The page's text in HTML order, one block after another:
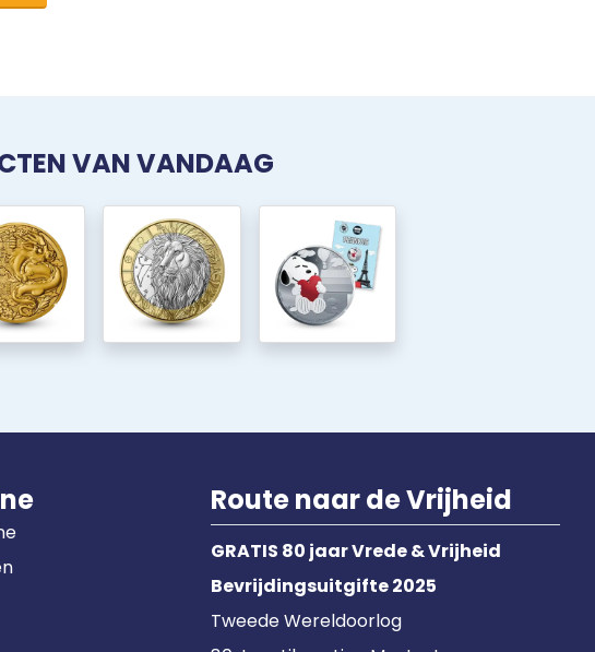
VAN VANDAAG
Route naar de Vrijheid
GRATIS 80 jaar Vrede & Vrijheid
Bevrijdingsuitgifte 2025
Tweede Wereldoorlog